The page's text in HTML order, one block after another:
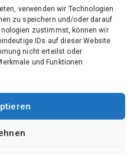
verwenden wir Technologien
zu speichern und/oder darauf
zustimmst, können wir
IDs auf dieser Website
nicht erteilst oder
und Funktionen